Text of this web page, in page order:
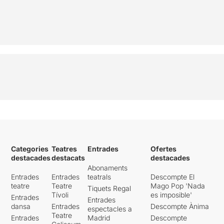
Categories
destacades
Entrades
teatre
Entrades
dansa
Entrades
Teatres
destacats
Entrades
Teatre
Tívoli
Entrades
Teatre
Entrades
Abonaments
teatrals
Tiquets Regal
Entrades
espectacles a
Madrid
Ofertes
destacades
Descompte El
Mago Pop 'Nada
es imposible'
Descompte Ànima
Descompte